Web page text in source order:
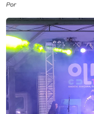
A
Unoesc
Internacionalização
I.nova
Diplomados
Por